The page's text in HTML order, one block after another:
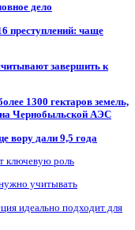
дело
преступлений: чаще
завершить к
1300 гектаров земель,
на Чернобыльской АЭС
вору дали 9,5 года
ключевую роль
учитывать
идеально подходит для